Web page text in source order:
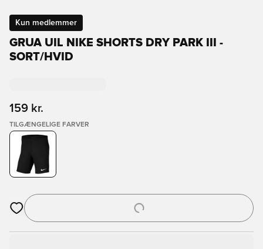
Kun medlemmer
GRUA UIL NIKE SHORTS DRY PARK III -
SORT/HVID
159 kr.
TILGÆNGELIGE FARVER
Åbner en Modal til at logge ind eller tilmelde dig som medlem